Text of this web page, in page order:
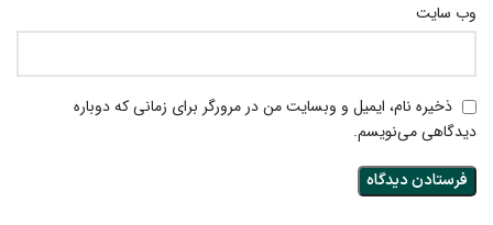
وب‌ سایت
ذخیره نام، ایمیل و وبسایت من در مرورگر برای زمانی که دوباره
دیدگاهی می‌نویسم.